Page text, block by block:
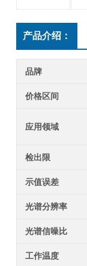
产品介绍：
品牌
价格区间
应用领域
检出限
示值误差
光谱分辨率
光谱信噪比
工作温度